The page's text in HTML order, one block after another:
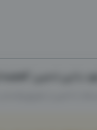
با این ادمین "فاطمه
با ادمین از طریق